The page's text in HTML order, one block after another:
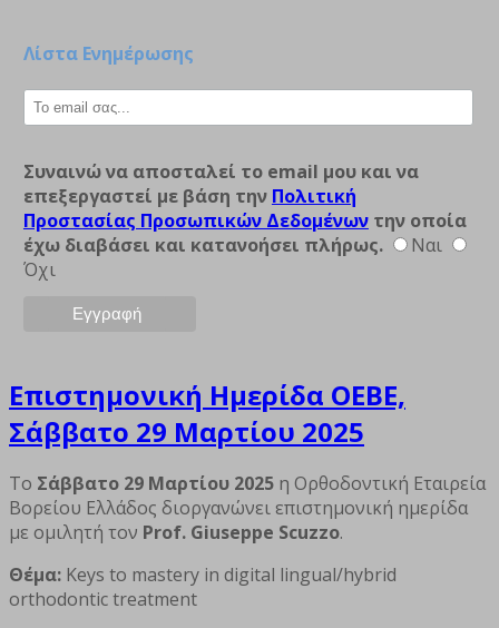
Λίστα Ενημέρωσης
Συναινώ να αποσταλεί το email μου και να
επεξεργαστεί με βάση την Πολιτική
Προστασίας Προσωπικών Δεδομένωντην οποία
έχω διαβάσει και κατανοήσει πλήρως.
Ναι
Όχι
Επιστημονική Ημερίδα ΟΕΒΕ,
Σάββατο 29 Μαρτίου 2025
Το Σάββατο 29 Μαρτίου 2025 η Ορθοδοντική Εταιρεία
Βορείου Ελλάδος διοργανώνει επιστημονική ημερίδα
με ομιλητή τον Prof. Giuseppe Scuzzo.
Θέμα: Keys to mastery in digital lingual/hybrid
orthodontic treatment